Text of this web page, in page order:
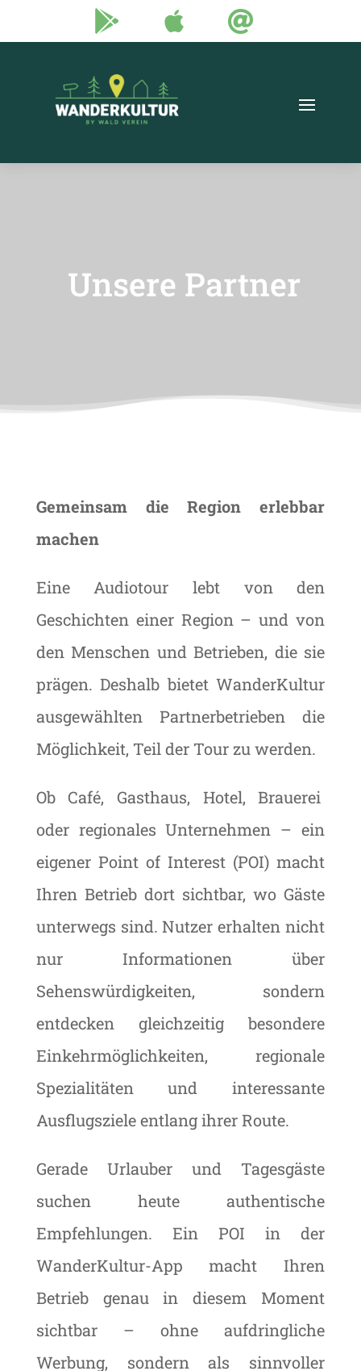
  
Unsere Partner
Gemeinsam die Region erlebbar
machen
Eine Audiotour lebt von den
Geschichten einer Region – und von
den Menschen und Betrieben, die sie
prägen. Deshalb bietet WanderKultur
ausgewählten Partnerbetrieben die
Möglichkeit, Teil der Tour zu werden.
Ob Café, Gasthaus, Hotel, Brauerei
oder regionales Unternehmen – ein
eigener Point of Interest (POI) macht
Ihren Betrieb dort sichtbar, wo Gäste
unterwegs sind. Nutzer erhalten nicht
nur Informationen über
Sehenswürdigkeiten, sondern
entdecken gleichzeitig besondere
Einkehrmöglichkeiten, regionale
Spezialitäten und interessante
Ausflugsziele entlang ihrer Route.
Gerade Urlauber und Tagesgäste
suchen heute authentische
Empfehlungen. Ein POI in der
WanderKultur-App macht Ihren
Betrieb genau in diesem Moment
sichtbar – ohne aufdringliche
Werbung, sondern als sinnvoller